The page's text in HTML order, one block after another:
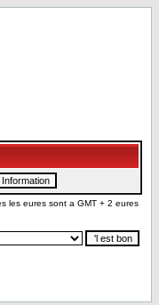
les eures sont a GMT + 2 eures